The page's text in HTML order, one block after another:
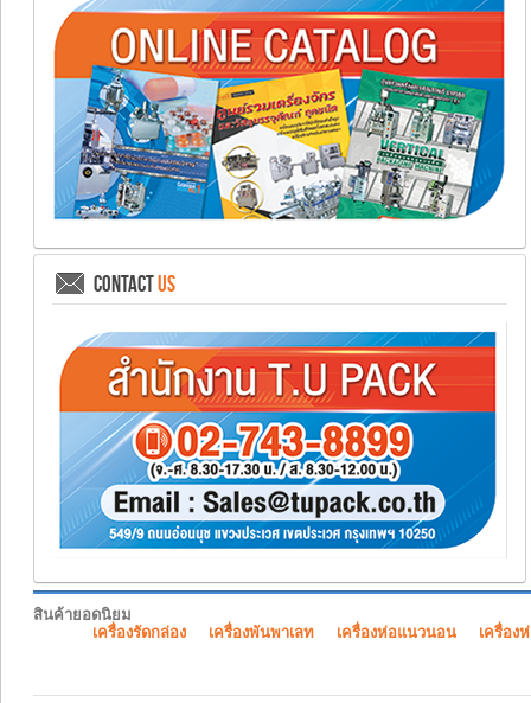
CONTACTUS
สินค้ายอดนิยม
เครื่องรัดกล่อง
เครื่องพันพาเลท เครื่องห่อแนวนอน เครื่อง